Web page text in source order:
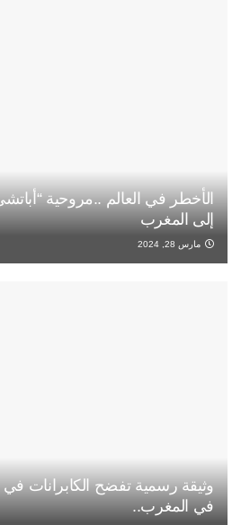
الأخطر في العالم ..مروحية
إلى المغرب
مارس 28, 2024
وثيقة رسمية تفضح الكابرانات
في المغرب..